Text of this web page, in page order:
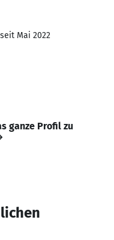
Mai 2022
ganze Profil zu